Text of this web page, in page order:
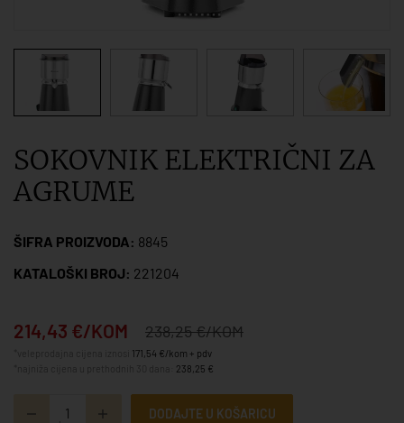
SOKOVNIK ELEKTRIČNI ZA
AGRUME
ŠIFRA PROIZVODA: 8845
KATALOŠKI BROJ: 221204
214,43 €/KOM 238,25 €/KOM
171,54 €/kom + pdv
238,25 €
DODAJTE U KOŠARICU